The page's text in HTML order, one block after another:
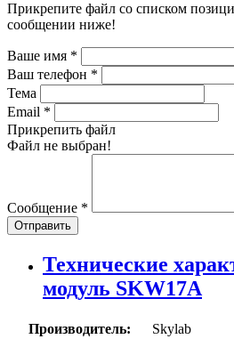
Прикрепите файл со списком
сообщении ниже!
Ваше имя *
Ваш телефон *
Тема
Email *
Прикрепить файл
Файл не выбран!
Сообщение *
Отправить
Технические
модуль SKW17A
Производитель:
Skylab